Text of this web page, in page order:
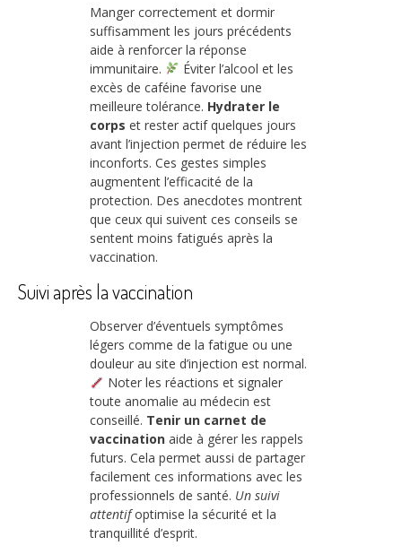
Manger correctement et dormir
suffisamment les jours précédents
aide à renforcer la réponse
immunitaire.
Éviter l’alcool et les
excès de caféine favorise une
meilleure tolérance. Hydrater le
corps et rester actif quelques jours
avant l’injection permet de réduire les
inconforts. Ces gestes simples
augmentent l’efficacité de la
protection. Des anecdotes montrent
que ceux qui suivent ces conseils se
sentent moins fatigués après la
vaccination.
Suivi après la vaccination
Observer d’éventuels symptômes
légers comme de la fatigue ou une
douleur au site d’injection est normal.
Noter les réactions et signaler
toute anomalie au médecin est
conseillé. Tenir un carnet de
vaccination aide à gérer les rappels
futurs. Cela permet aussi de partager
facilement ces informations avec les
professionnels de santé. Un suivi
attentifoptimise la sécurité et la
tranquillité d’esprit.